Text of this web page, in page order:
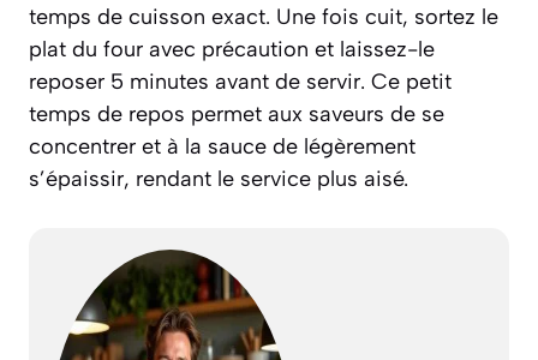
temps de cuisson exact. Une fois cuit, sortez le
plat du four avec précaution et laissez-le
reposer 5 minutes avant de servir. Ce petit
temps de repos permet aux saveurs de se
concentrer et à la sauce de légèrement
s’épaissir, rendant le service plus aisé.